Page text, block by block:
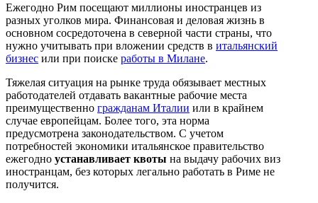
Ежегодно Рим посещают миллионы иностранцев из
разных уголков мира. Финансовая и деловая жизнь в
основном сосредоточена в северной части страны, что
нужно учитывать при вложении средств в итальянский
бизнес или при поиске работы в Милане.
Тяжелая ситуация на рынке труда обязывает местных
работодателей отдавать вакантные рабочие места
преимущественно гражданам Италии или в крайнем
случае европейцам. Более того, эта норма
предусмотрена законодательством. С учетом
потребностей экономики итальянское правительство
ежегодно устанавливает квоты на выдачу рабочих виз
иностранцам, без которых легально работать в Риме не
получится.